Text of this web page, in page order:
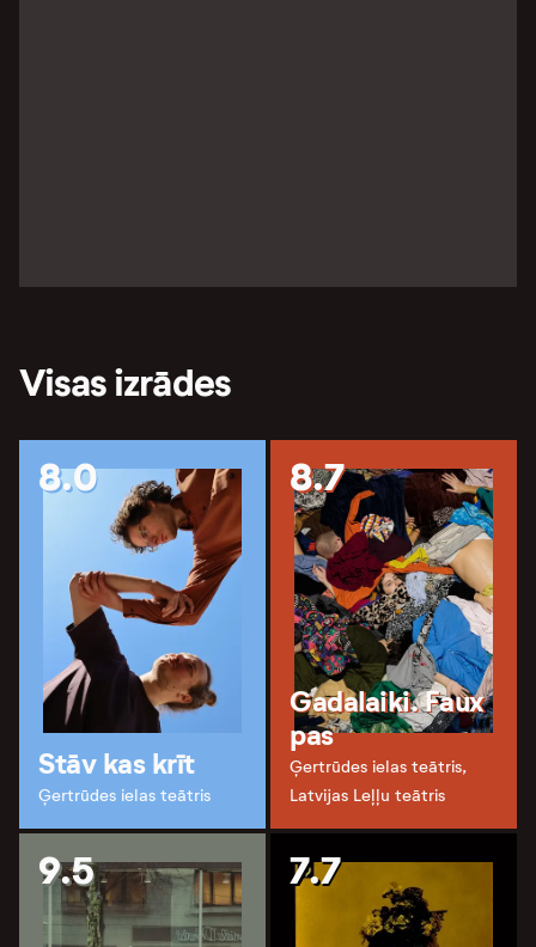
Visas izrādes
8.0
Stāv kas krīt
Ģertrūdes ielas teātris
8.7
Gadalaiki. Faux
pas
Ģertrūdes ielas teātris,
Latvijas Leļļu teātris
9.5 7.7